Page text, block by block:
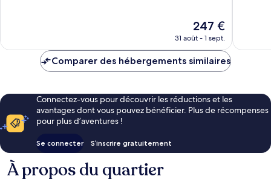
Le
nouveau
est
de
247 €
31 août - 1 sept.
Comparer des hébergements similaires
Connectez-vous pour découvrir les réductions et les
avantages dont vous pouvez bénéficier. Plus de récompenses
pour plus d’aventures !
Se connecter S’inscrire gratuitement
À propos du quartier